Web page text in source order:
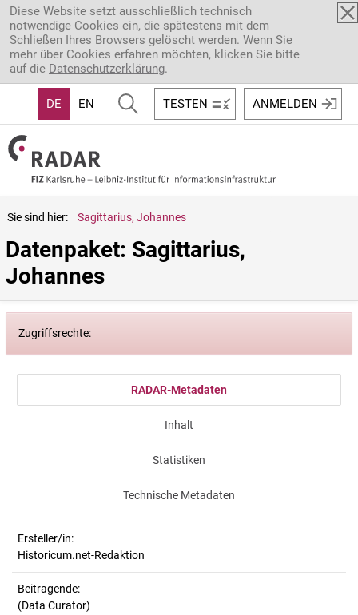
Direkt zum Inhalt
Diese Website setzt ausschließlich technisch
notwendige Cookies ein, die spätestens mit dem
Schließen Ihres Browsers gelöscht werden. Wenn Sie
mehr über Cookies erfahren möchten, klicken Sie bitte
auf die Datenschutzerklärung.
DE EN TESTEN ANMELDEN
Sie sind hier: Sagittarius, Johannes
Datenpaket: Sagittarius,
Johannes
Zugriffsrechte:
RADAR-Metadaten
Inhalt
Statistiken
Technische Metadaten
Ersteller/in:
Historicum.net-Redaktion
Beitragende:
(Data Curator)